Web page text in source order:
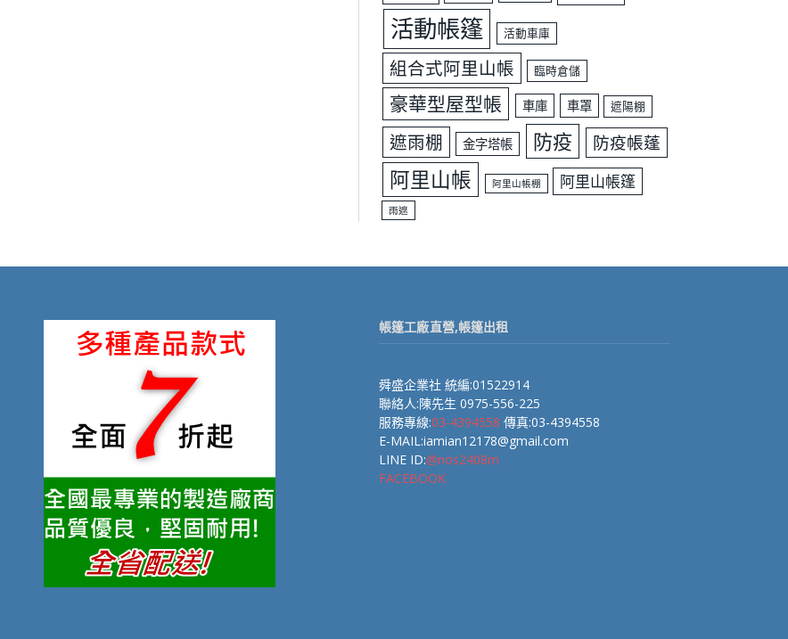
活動帳篷 活動車庫
組合式阿里山帳 臨時倉儲
豪華型屋型帳 車庫 車罩 遮陽棚
遮雨棚 金字塔帳 防疫 防疫帳蓬
阿里山帳 阿里山帳棚 阿里山帳篷
雨遮
帳篷工廠直營,帳篷出租
舜盛企業社 統編:01522914
聯絡人:陳先生 0975-556-225
服務專線:03-4394558 傳真:03-4394558
E-MAIL:iamian12178@gmail.com
LINE ID:@nos2408m
FACEBOOK